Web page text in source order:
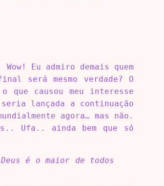
Eu admiro demais quem
será mesmo verdade? O
causou meu interesse
lançada a continuação
agora… mas não.
Ufa.. ainda bem que só
Deus é o maior de todos